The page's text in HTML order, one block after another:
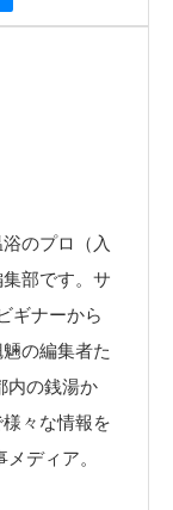
のプロ（入
部です。サ
ギナーから
の編集者た
内の銭湯か
々な情報を
ディア。